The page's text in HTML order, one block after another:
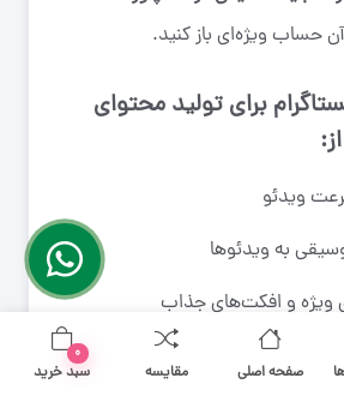
صفحه اصلی مقایسه
۰
سبد خرید
آن حساب ویژه‌ای باز کنید.
برای تولید محتوای
ویدئو
به ویدئو‌ها
ویژه و افکت‌های جذاب
ویدئو.